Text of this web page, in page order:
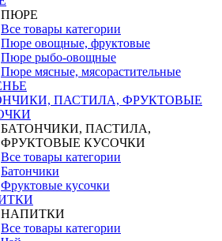
ПЮРЕ
Все товары категории
Пюре овощные, фруктовые
Пюре рыбо-овощные
Пюре мясные, мясорастительные
ПАСТИЛА, ФРУКТОВЫЕ
БАТОНЧИКИ, ПАСТИЛА,
ФРУКТОВЫЕ КУСОЧКИ
Все товары категории
Батончики
Фруктовые кусочки
НАПИТКИ
Все товары категории